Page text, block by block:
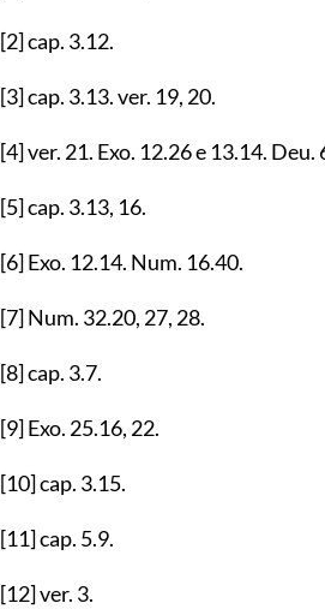
[2]cap. 3.12.
[3]cap. 3.13. ver. 19, 20.
[4]ver. 21. Exo. 12.26e 13.14. Deu.
[5]cap. 3.13, 16.
[6]Exo. 12.14. Num. 16.40.
[7]Num. 32.20, 27, 28.
[8]cap. 3.7.
[9]Exo. 25.16, 22.
[10]cap. 3.15.
[11]cap. 5.9.
[12]ver. 3.